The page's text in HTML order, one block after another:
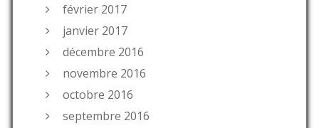
février 2017
janvier 2017
décembre 2016
novembre 2016
octobre 2016
septembre 2016